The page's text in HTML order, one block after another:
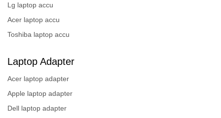
Lg laptop accu
Acer laptop accu
Toshiba laptop accu
Laptop Adapter
Acer laptop adapter
Apple laptop adapter
Dell laptop adapter